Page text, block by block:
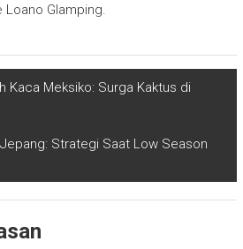
Loano Glamping.
Kaca Meksiko: Surga Kaktus di
Strategi Saat Low Season